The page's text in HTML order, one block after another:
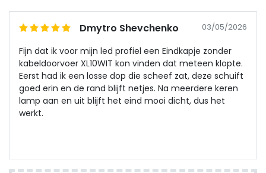
Dmytro Shevchenko 03/05/2026
Fijn dat ik voor mijn led profiel een Eindkapje zonder
kabeldoorvoer XL10WIT kon vinden dat meteen klopte.
Eerst had ik een losse dop die scheef zat, deze schuift
goed erin en de rand blijft netjes. Na meerdere keren
lamp aan en uit blijft het eind mooi dicht, dus het
werkt.